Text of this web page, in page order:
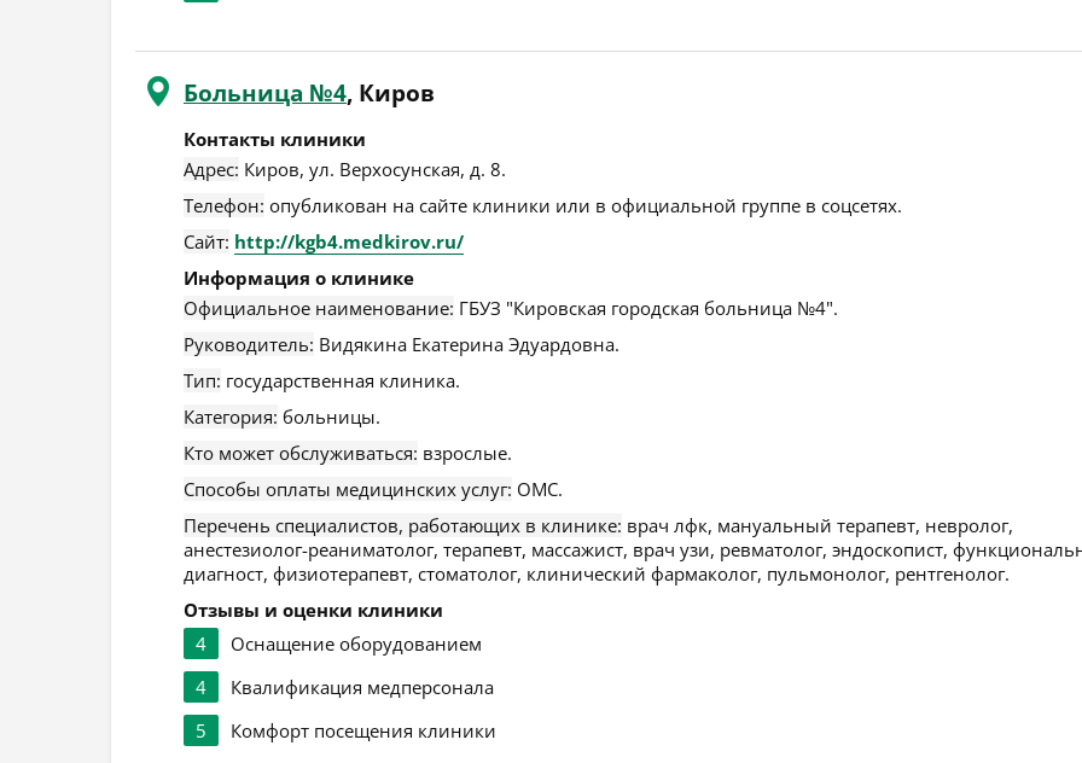
Больница №4, Киров
Контакты клиники
Адрес: Киров, ул. Верхосунская, д. 8.
Телефон: опубликован на сайте клиники или в официальной группе в соцсетях.
Сайт: http://kgb4.medkirov.ru/
Информация о клинике
Официальное наименование: ГБУЗ "Кировская городская больница №4".
Руководитель: Видякина Екатерина Эдуардовна.
Тип: государственная клиника.
Категория: больницы.
Кто может обслуживаться: взрослые.
Способы оплаты медицинских услуг: ОМС.
Перечень специалистов, работающих в клинике: врач лфк, мануальный терапевт, невролог,
анестезиолог-реаниматолог, терапевт, массажист, врач узи, ревматолог, эндоскопист,
диагност, физиотерапевт, стоматолог, клинический фармаколог, пульмонолог, рентгенолог.
Отзывы и оценки клиники
4
Оснащение оборудованием
4
Квалификация медперсонала
5
Комфорт посещения клиники